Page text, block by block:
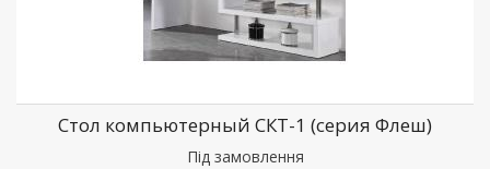
Стол компьютерный СКТ-1 (серия Флеш)
Пiд замовлення